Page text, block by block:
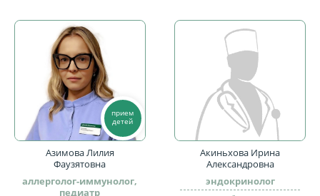
прием
детей
Азимова Лилия
Фаузятовна
аллерголог-иммунолог,
педиатр
Акиньхова Ирина
Александровна
эндокринолог